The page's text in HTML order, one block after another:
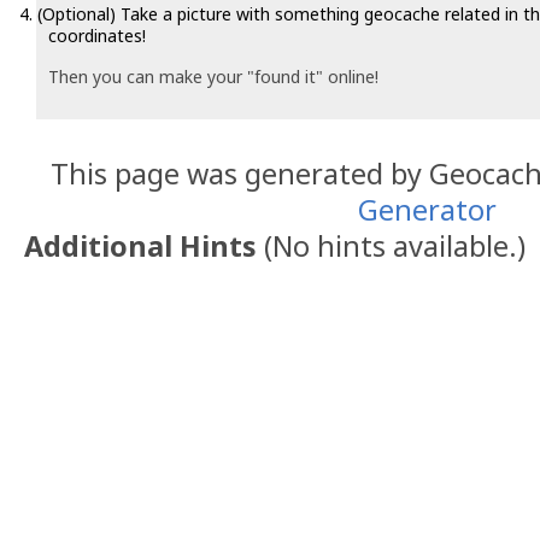
4. (Optional) Take a picture with something geocache related in
coordinates!
Then you can make your "found it" online!
This page was generated by
Generator
Additional Hints (No hints available.)